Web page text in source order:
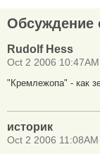
Обсуждение
Rudolf Hess
Oct 2 2006 10:47AM
"Кремлежопа" - как
историк
Oct 2 2006 11:08AM